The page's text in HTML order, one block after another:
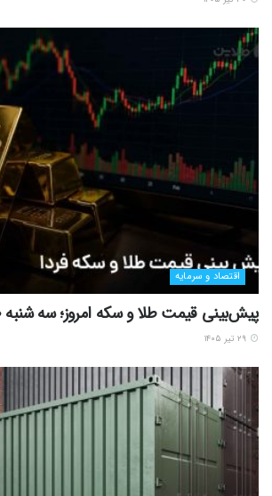
اقتصاد و سرمایه
پیش‌بینی قیمت طلا و سکه امروز؛ سه شنبه 30 تیر 1405